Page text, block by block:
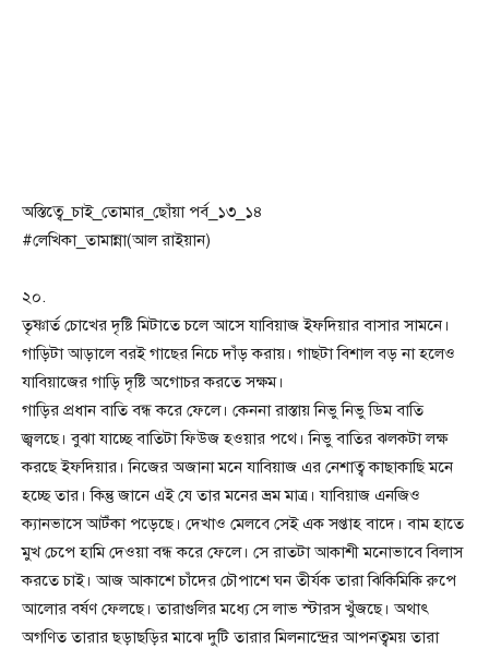
অস্তিত্বে_চাই_তোমার_ছোঁয়া পর্ব_১৩_১৪
#লেখিকা_তামান্না(আল রাইয়ান)
২০.
তৃষ্ণার্ত চোখের দৃষ্টি মিটাতে চলে আসে যাবিয়াজ ইফদিয়ার বাসার সামনে।
গাড়িটা আড়ালে বরই গাছের নিচে দাঁড় করায়। গাছটা বিশাল বড় না হলেও
যাবিয়াজের গাড়ি দৃষ্টি অগোচর করতে সক্ষম।
গাড়ির প্রধান বাতি বন্ধ করে ফেলে। কেননা রাস্তায় নিভু নিভু ডিম বাতি
জ্বলছে। বুঝা যাচ্ছে বাতিটা ফিউজ হওয়ার পথে। নিভু বাতির ঝলকটা লক্ষ
করছে ইফদিয়ার। নিজের অজানা মনে যাবিয়াজ এর নেশাত্ব কাছাকাছি মনে
হচ্ছে তার। কিন্তু জানে এই যে তার মনের ভ্রম মাত্র। যাবিয়াজ এনজিও
ক্যানভাসে আটঁকা পড়েছে। দেখাও মেলবে সেই এক সপ্তাহ বাদে। বাম হাতে
মুখ চেপে হামি দেওয়া বন্ধ করে ফেলে। সে রাতটা আকাশী মনোভাবে বিলাস
করতে চাই। আজ আকাশে চাঁদের চৌপাশে ঘন তীর্যক তারা ঝিকিমিকি রুপে
আলোর বর্ষণ ফেলছে। তারাগুলির মধ্যে সে লাভ স্টারস খুঁজছে। অথাৎ
অগণিত তারার ছড়াছড়ির মাঝে দুটি তারার মিলনান্দ্রের আপনত্বময় তারা